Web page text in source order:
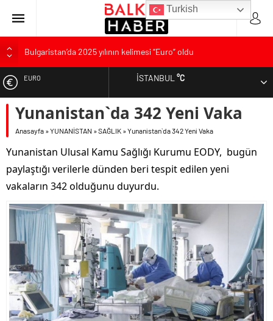
Bulgaristan’da 2025 yılının kelimesi “Euro” oldu
Bulgaristan’dan İspanya’ya destek
Bulgaristan’da hükümet kurma sürecinde son deneme
EURO
ALTIN
İSTANBUL°C
Yunanistan`da 342 Yeni Vaka
Anasayfa »YUNANİSTAN »SAĞLIK »Yunanistan`da 342 Yeni Vaka
Yunanistan Ulusal Kamu Sağlığı Kurumu EODY, bugün
paylaştığı verilerle dünden beri tespit edilen yeni
vakaların 342 olduğunu duyurdu.
Turkish